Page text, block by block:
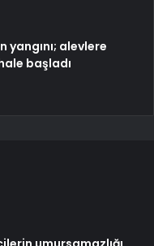
yangını; alevlere
başladı